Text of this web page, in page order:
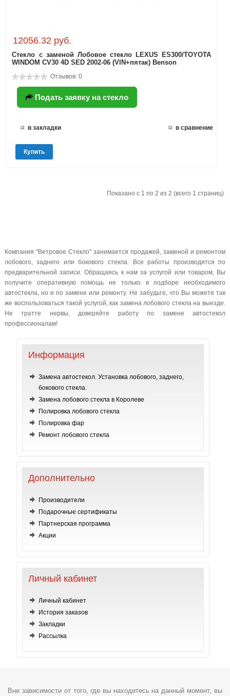
12056.32 руб.
Стекло с заменой Лобовое стекло LEXUS ES300/TOYOTA
WINDOM CV30 4D SED 2002-06 (VIN+пятак) Benson
Отзывов: 0
Подать заявку на стекло
в закладки в сравнение
Купить
Показано с 1 по 2 из 2 (всего 1 страниц)
Компания "Ветровое Стекло" занимается продажей, заменой и ремонтом
лобового, заднего или бокового стекла. Все работы производятся по
предварительной записи. Обращаясь к нам за услугой или товаром, Вы
получите оперативную помощь не только в подборе необходимого
автостекла, но и по замене или ремонту. Не забудьте, что Вы можете так
же воспользоваться такой услугой, как замена лобового стекла на выезде.
Не тратте нервы, доверяйте работу по замене автостекол
профессионалам!
Информация
Замена автостекол. Установка лобового, заднего,
бокового стекла.
Замена лобового стекла в Королеве
Полировка лобового стекла
Полировка фар
Ремонт лобового стекла
Дополнительно
Производители
Подарочные сертификаты
Партнерская программа
Акции
Личный кабинет
Личный кабинет
История заказов
Закладки
Рассылка
Вне зависимости от того, где вы находитесь на данный момент, вы